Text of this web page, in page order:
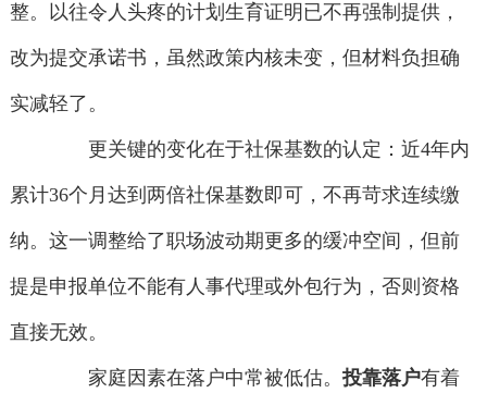
整。以往令人头疼的计划生育证明已不再强制提供，
改为提交承诺书，虽然政策内核未变，但材料负担确
实减轻了。
更关键的变化在于社保基数的认定：近4年内
累计36个月达到两倍社保基数即可，不再苛求连续缴
纳。这一调整给了职场波动期更多的缓冲空间，但前
提是申报单位不能有人事代理或外包行为，否则资格
直接无效。
家庭因素在落户中常被低估。投靠落户有着